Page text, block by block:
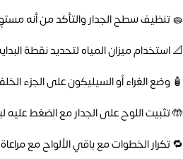
🧽 تنظيف سطح الجدار والتأكد من أنه
📐 استخدام ميزان المياه لتحديد نقطة
🧴 وضع الغراء أو السيليكون على الجزء
🤲 تثبيت اللوح على الجدار مع الضغط عليه
🔁 تكرار الخطوات مع باقي الألواح مع